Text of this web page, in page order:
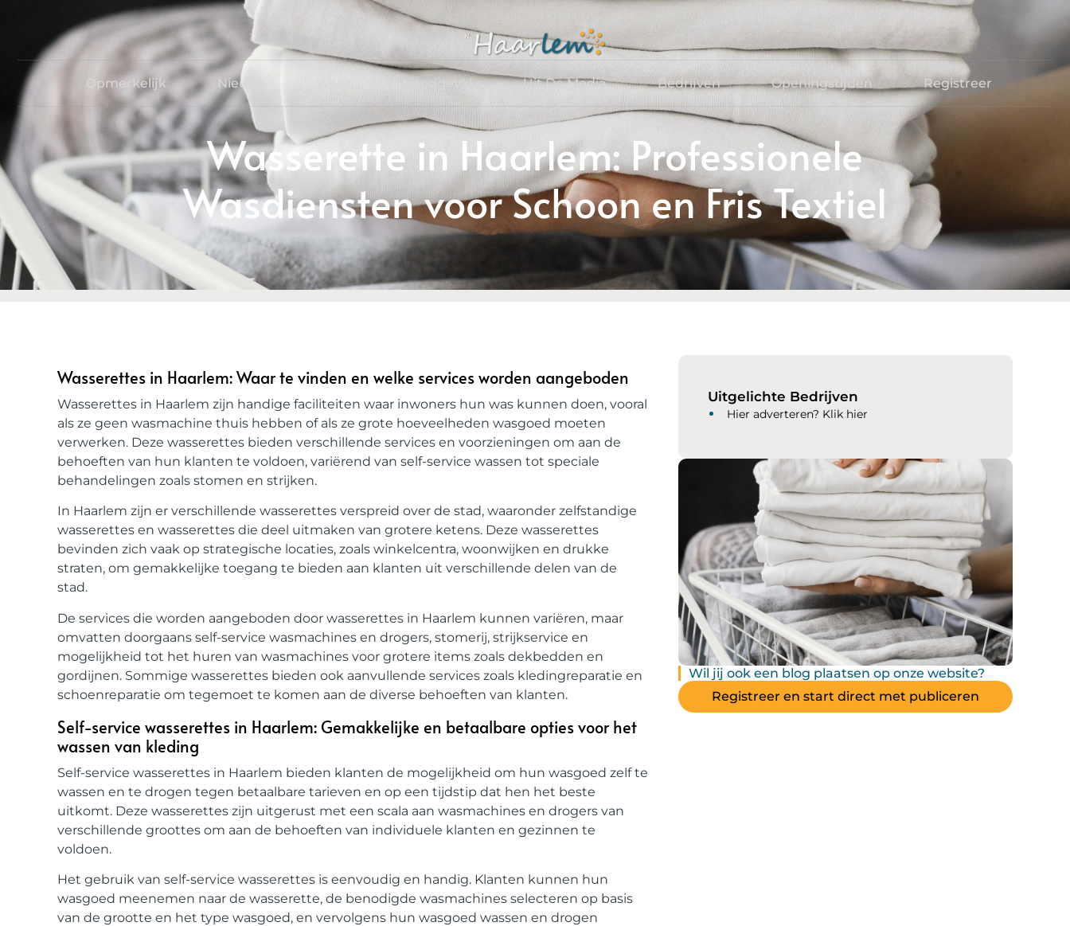
Opmerkelijk Nieuws Noodgeval Uit De Media Bedrijven Openingstijden Registreer
Wasserette in Haarlem: Professionele
Wasdiensten voor Schoon en Fris Textiel
Wasserettes in Haarlem: Waar te vinden en welke services worden aangeboden
Wasserettes in Haarlem zijn handige faciliteiten waar inwoners hun was kunnen doen, vooral
als ze geen wasmachine thuis hebben of als ze grote hoeveelheden wasgoed moeten
verwerken. Deze wasserettes bieden verschillende services en voorzieningen om aan de
behoeften van hun klanten te voldoen, variërend van self-service wassen tot speciale
behandelingen zoals stomen en strijken.
In Haarlem zijn er verschillende wasserettes verspreid over de stad, waaronder zelfstandige
wasserettes en wasserettes die deel uitmaken van grotere ketens. Deze wasserettes
bevinden zich vaak op strategische locaties, zoals winkelcentra, woonwijken en drukke
straten, om gemakkelijke toegang te bieden aan klanten uit verschillende delen van de
stad.
De services die worden aangeboden door wasserettes in Haarlem kunnen variëren, maar
omvatten doorgaans self-service wasmachines en drogers, stomerij, strijkservice en
mogelijkheid tot het huren van wasmachines voor grotere items zoals dekbedden en
gordijnen. Sommige wasserettes bieden ook aanvullende services zoals kledingreparatie en
schoenreparatie om tegemoet te komen aan de diverse behoeften van klanten.
Self-service wasserettes in Haarlem: Gemakkelijke en betaalbare opties voor het
wassen van kleding
Self-service wasserettes in Haarlem bieden klanten de mogelijkheid om hun wasgoed zelf te
wassen en te drogen tegen betaalbare tarieven en op een tijdstip dat hen het beste
uitkomt. Deze wasserettes zijn uitgerust met een scala aan wasmachines en drogers van
verschillende groottes om aan de behoeften van individuele klanten en gezinnen te
voldoen.
Het gebruik van self-service wasserettes is eenvoudig en handig. Klanten kunnen hun
wasgoed meenemen naar de wasserette, de benodigde wasmachines selecteren op basis
van de grootte en het type wasgoed, en vervolgens hun wasgoed wassen en drogen
Uitgelichte Bedrijven
Hier adverteren? Klik hier
Wil jij ook een blog plaatsen op onze website?
Registreer en start direct met publiceren